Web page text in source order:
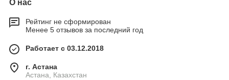
О нас
Рейтинг не сформирован
Менее 5 отзывов за последний год
Работает с 03.12.2018
г. Астана
Астана, Казахстан